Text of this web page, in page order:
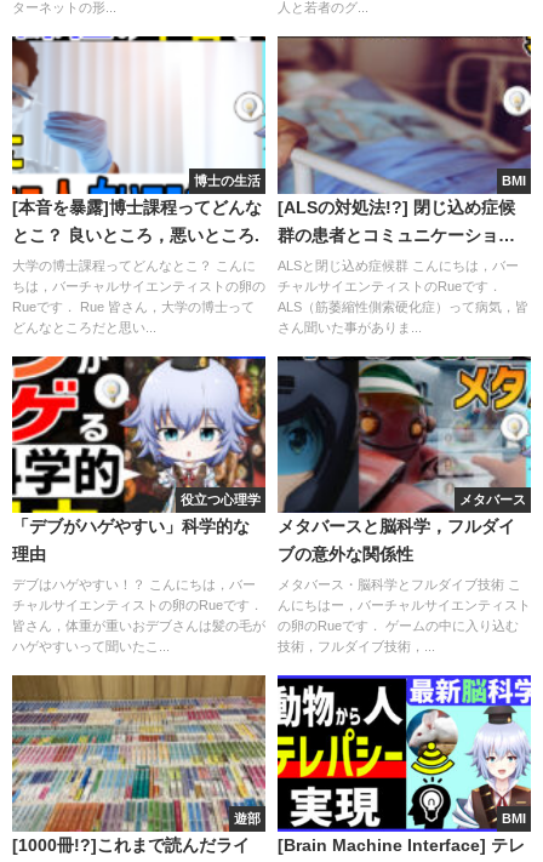
ターネットの形... 人と若者のグ...
博士の生活
[本音を暴露]博士課程ってどんな
とこ？ 良いところ，悪いところ.
大学の博士課程ってどんなとこ？ こんに
ちは，バーチャルサイエンティストの卵の
Rueです． Rue 皆さん，大学の博士って
どんなところだと思い...
BMI
[ALSの対処法!?] 閉じ込め症候
群の患者とコミュニケーション
BMI
ALSと閉じ込め症候群 こんにちは，バー
チャルサイエンティストのRueです．
ALS（筋萎縮性側索硬化症）って病気，皆
さん聞いた事がありま...
役立つ心理学
「デブがハゲやすい」科学的な
理由
デブはハゲやすい！？ こんにちは，バー
チャルサイエンティストの卵のRueです．
皆さん，体重が重いおデブさんは髪の毛が
ハゲやすいって聞いたこ...
メタバース
メタバースと脳科学，フルダイ
ブの意外な関係性
メタバース・脳科学とフルダイブ技術 こ
んにちはー，バーチャルサイエンティスト
の卵のRueです． ゲームの中に入り込む
技術，フルダイブ技術，...
遊部
[1000冊!?]これまで読んだライ
BMI
[Brain Machine Interface] テレ